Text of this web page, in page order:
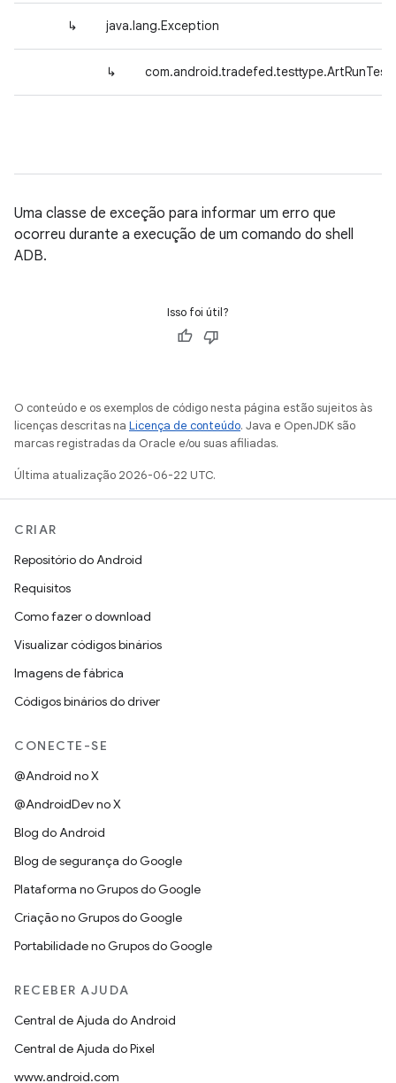
↳ java.lang.Exception
↳
Uma classe de exceção para informar um erro que
ocorreu durante a execução de um comando do shell
ADB.
Isso foi útil?
O conteúdo e os exemplos de código nesta página estão sujeitos às
licenças descritas na Licença de conteúdo. Java e OpenJDK são
marcas registradas da Oracle e/ou suas afiliadas.
Última atualização 2026-06-22 UTC.
CRIAR
Repositório do Android
Requisitos
Como fazer o download
Visualizar códigos binários
Imagens de fábrica
Códigos binários do driver
CONECTE-SE
@Android no X
@AndroidDev no X
Blog do Android
Blog de segurança do Google
Plataforma no Grupos do Google
Criação no Grupos do Google
Portabilidade no Grupos do Google
RECEBER AJUDA
Central de Ajuda do Android
Central de Ajuda do Pixel
www.android.com